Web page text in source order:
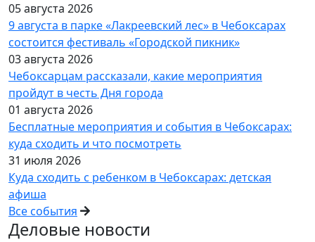
05 августа 2026
9 августа в парке «Лакреевский лес» в Чебоксарах
состоится фестиваль «Городской пикник»
03 августа 2026
Чебоксарцам рассказали, какие мероприятия
пройдут в честь Дня города
01 августа 2026
Бесплатные мероприятия и события в Чебоксарах:
куда сходить и что посмотреть
31 июля 2026
Куда сходить с ребенком в Чебоксарах: детская
афиша
Все события
Деловые новости